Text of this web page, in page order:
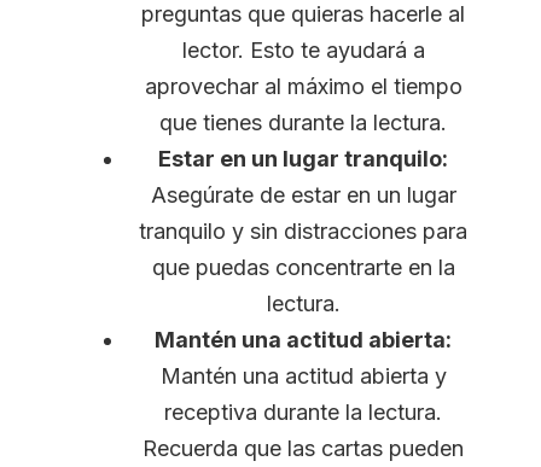
preguntas que quieras hacerle al
lector. Esto te ayudará a
aprovechar al máximo el tiempo
que tienes durante la lectura.
Estar en un lugar tranquilo:
Asegúrate de estar en un lugar
tranquilo y sin distracciones para
que puedas concentrarte en la
lectura.
Mantén una actitud abierta:
Mantén una actitud abierta y
receptiva durante la lectura.
Recuerda que las cartas pueden